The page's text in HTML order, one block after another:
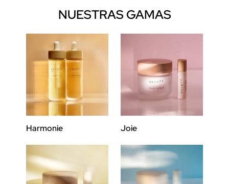
NUESTRAS GAMAS
Harmonie Joie